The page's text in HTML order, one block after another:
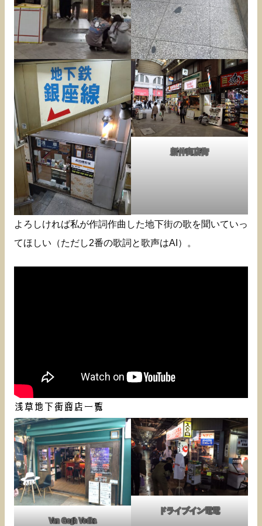
新仲商店街
よろしければ私が作詞作曲した地下街の歌を聞いていっ
てほしい（ただし2番の歌詞と歌声はAI）。
浅草地下街商店一覧
Van Gogh Vodka
ドライブイン電電